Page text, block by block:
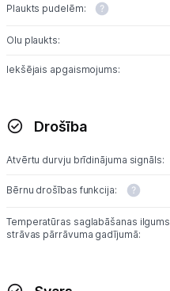
Plaukts pudelēm:
Olu plaukts:
Iekšējais apgaismojums:
Drošība
Atvērtu durvju brīdinājuma signāls:
Bērnu drošības funkcija:
Temperatūras saglabāšanas ilgums
strāvas pārrāvuma gadījumā: